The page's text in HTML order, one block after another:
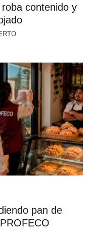
contenido y
pan de